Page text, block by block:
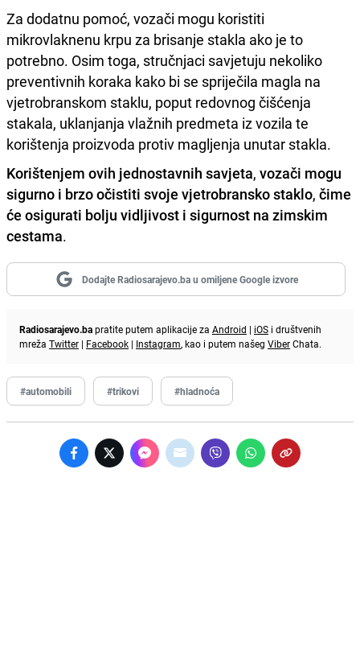
Za dodatnu pomoć, vozači mogu koristiti
mikrovlaknenu krpu za brisanje stakla ako je to
potrebno. Osim toga, stručnjaci savjetuju nekoliko
preventivnih koraka kako bi se spriječila magla na
vjetrobranskom staklu, poput redovnog čišćenja
stakala, uklanjanja vlažnih predmeta iz vozila te
korištenja proizvoda protiv magljenja unutar stakla.
Korištenjem ovih jednostavnih savjeta, vozači mogu
sigurno i brzo očistiti svoje vjetrobransko staklo, čime
će osigurati bolju vidljivost i sigurnost na zimskim
cestama.
Dodajte Radiosarajevo.ba u omiljene Google izvore
Radiosarajevo.bapratite putem aplikacije za Android | iOS i društvenih
mreža Twitter | Facebook | Instagram, kao i putem našeg ViberChata.
#automobili #trikovi #hladnoća